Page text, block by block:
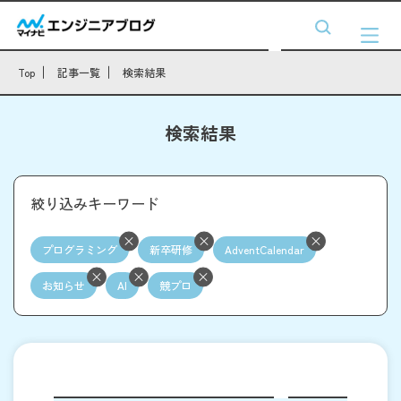
Top 記事一覧 検索結果
検索結果
絞り込みキーワード
プログラミング 新卒研修 AdventCalendar
お知らせ AI 競プロ